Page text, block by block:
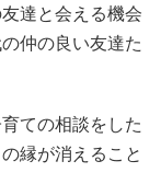
達と会える機会
仲の良い友達た
ての相談をした
縁が消えること